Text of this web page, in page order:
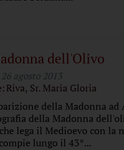
dell'Olivo
agosto 2013
Riva, Sr. Maria Gloria
della Madonna ad
della Madonna
lega il Medioevo con la
lungo il 43°...